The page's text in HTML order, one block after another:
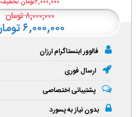
۲,۰۰۰,۰۰۰تومان تخفیف
۸,۰۰۰,۰۰۰تومان
۶,۰۰۰,۰۰۰ تومان
فالوور اینستاگرام ارزان
ارسال فوری
پشتیبانی اختصاصی
بدون نیاز به پسورد